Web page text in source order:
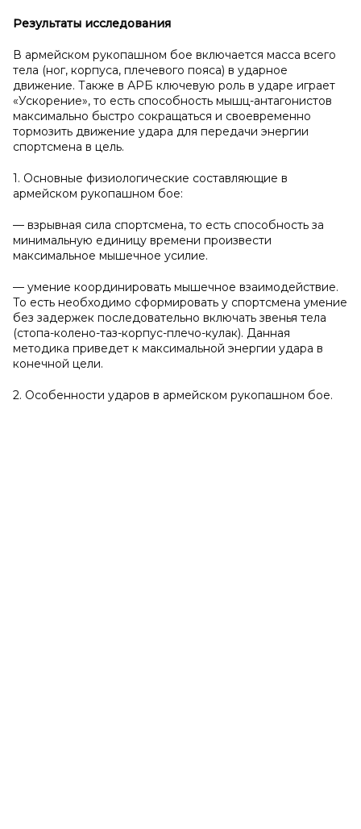
Результаты исследования
В армейском рукопашном бое включается масса всего
тела (ног, корпуса, плечевого пояса) в ударное
движение. Также в АРБ ключевую роль в ударе играет
«Ускорение», то есть способность мышц-антагонистов
максимально быстро сокращаться и своевременно
тормозить движение удара для передачи энергии
спортсмена в цель.
1. Основные физиологические составляющие в
армейском рукопашном бое:
— взрывная сила спортсмена, то есть способность за
минимальную единицу времени произвести
максимальное мышечное усилие.
— умение координировать мышечное взаимодействие.
То есть необходимо сформировать у спортсмена умение
без задержек последовательно включать звенья тела
(стопа-колено-таз-корпус-плечо-кулак). Данная
методика приведет к максимальной энергии удара в
конечной цели.
2. Особенности ударов в армейском рукопашном бое.